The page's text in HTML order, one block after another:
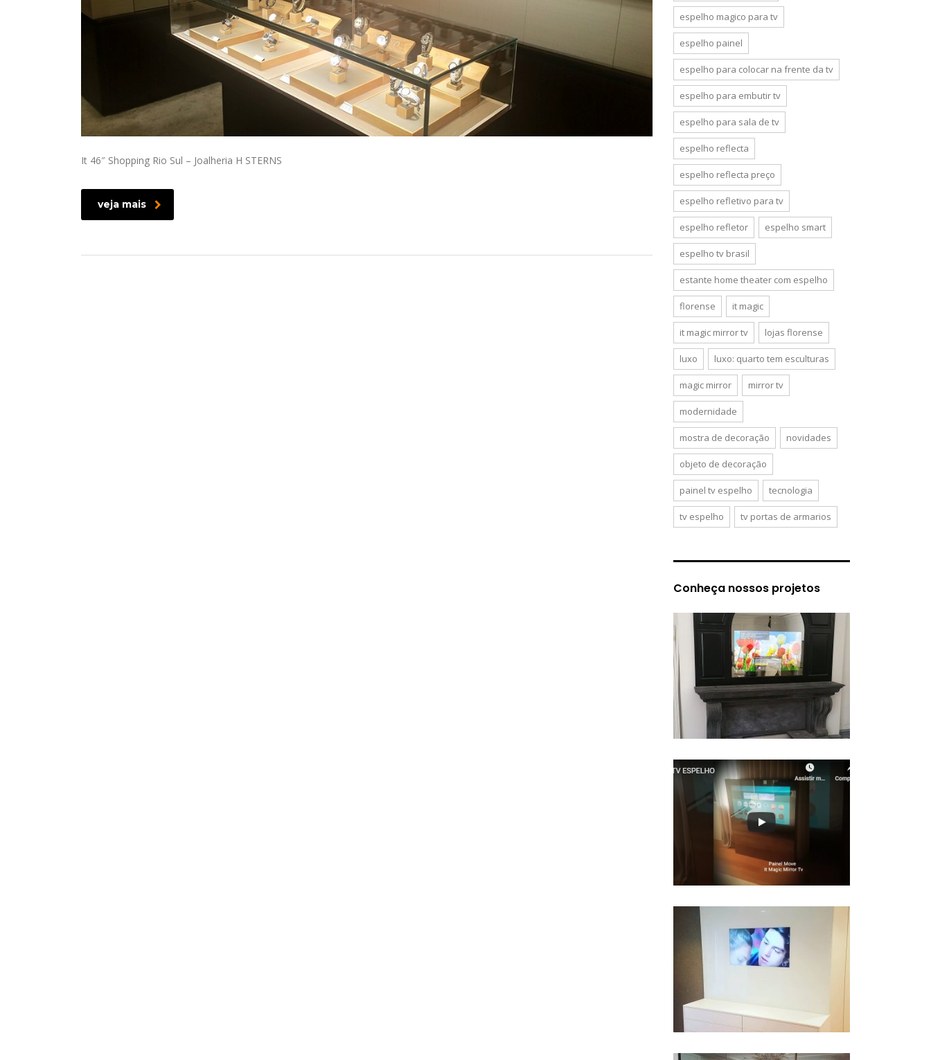
It 46″ Shopping Rio Sul – Joalheria H STERNS
veja mais
espelho magico para tv
espelho painel
espelho para colocar na frente da tv
espelho para embutir tv
espelho para sala de tv
espelho reflecta
espelho reflecta preço
espelho refletivo para tv
espelho refletor espelho smart
espelho tv brasil
estante home theater com espelho
florense it magic
it magic mirror tv lojas florense
luxo luxo: quarto tem esculturas
magic mirror mirror tv
modernidade
mostra de decoração novidades
objeto de decoração
painel tv espelho tecnologia
tv espelho tv portas de armarios
Conheça nossos projetos